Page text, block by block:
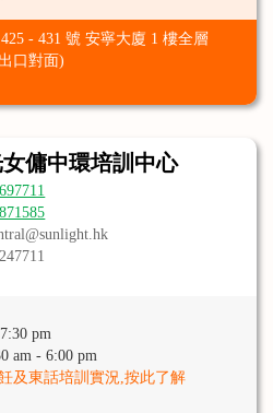
- 431 號 安寧大廈 1 樓全層
口對面)
女傭中環培訓中心
pm
am - 6:00 pm
及東話培訓實況,按此了解